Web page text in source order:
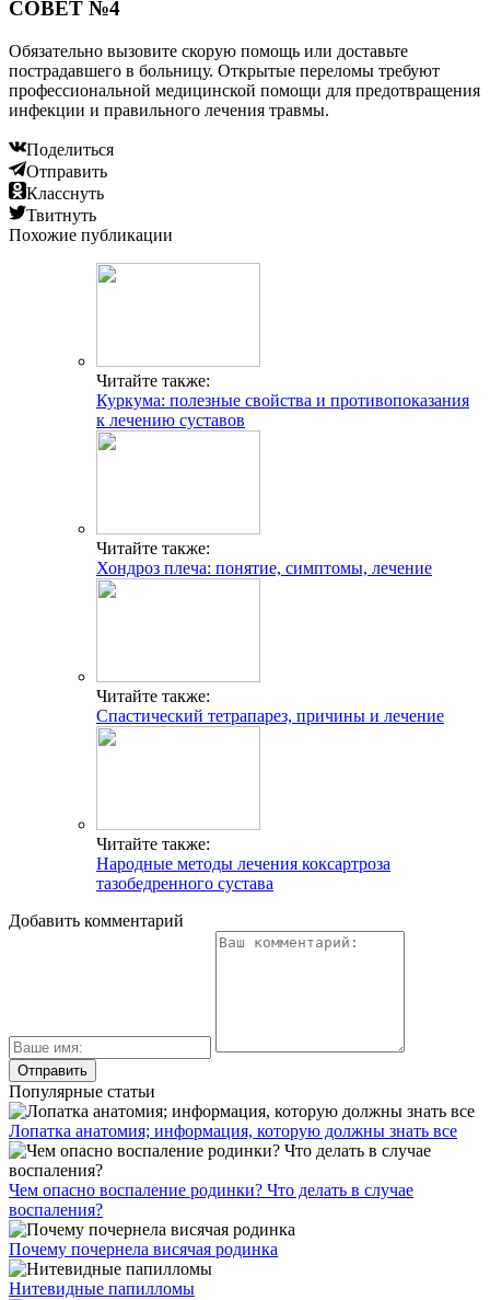
СОВЕТ №4
Обязательно вызовите скорую помощь или доставьте
пострадавшего в больницу. Открытые переломы требуют
профессиональной медицинской помощи для предотвращения
инфекции и правильного лечения травмы.
Поделиться
Отправить
Класснуть
Твитнуть
Похожие публикации
Читайте также:
Куркума: полезные свойства и противопоказания
к лечению суставов
Читайте также:
Хондроз плеча: понятие, симптомы, лечение
Читайте также:
Спастический тетрапарез, причины и лечение
Читайте также:
Народные методы лечения коксартроза
тазобедренного сустава
Добавить комментарий
Популярные статьи
Лопатка анатомия; информация, которую должны знать все
Чем опасно воспаление родинки? Что делать в случае
воспаления?
Почему почернела висячая родинка
Нитевидные папилломы